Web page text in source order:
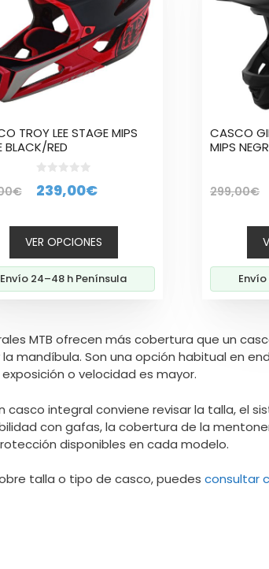
TROY LEE STAGE MIPS
BLACK/RED
d
€
El
original
era:
299,00€.
239,00€El
actual
es:
239,00€.
VER OPCIONES
Envío 24–48 h Península
CASCO
MIPS
299,00€
variantes.
opciones
pueden
la
página
MTB ofrecen más cobertura que un
mandíbula. Son una opción habitual en
o velocidad es mayor.
casco integral conviene revisar la talla, el
con gafas, la cobertura de la
disponibles en cada modelo.
talla o tipo de casco, puedes consultar